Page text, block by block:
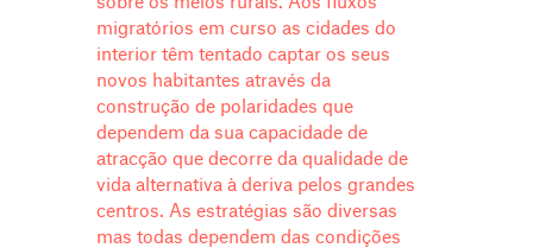
migratórios em curso as cidades do
interior têm tentado captar os seus
novos habitantes através da
construção de polaridades que
dependem da sua capacidade de
atracção que decorre da qualidade de
vida alternativa à deriva pelos grandes
centros. As estratégias são diversas
mas todas dependem das condições